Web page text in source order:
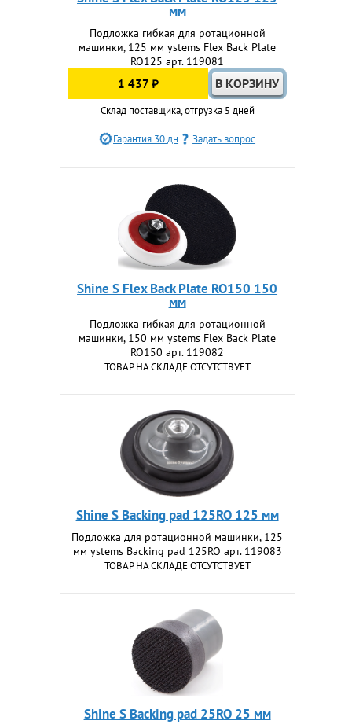
мм
Подложка гибкая для ротационной
машинки, 125 мм ystems Flex Back Plate
RO125 арт. 119081
1 437 ₽
Склад поставщика, отгрузка 5 дней
Гарантия 30 дн Задать вопрос
Shine S Flex Back Plate RO150 150
мм
Подложка гибкая для ротационной
машинки, 150 мм ystems Flex Back Plate
RO150 арт. 119082
ТОВАР НА СКЛАДЕ ОТСУТСТВУЕТ
Shine S Backing pad 125RO 125 мм
Подложка для ротационной машинки, 125
мм ystems Backing pad 125RO арт. 119083
ТОВАР НА СКЛАДЕ ОТСУТСТВУЕТ
Shine S Backing pad 25RO 25 мм